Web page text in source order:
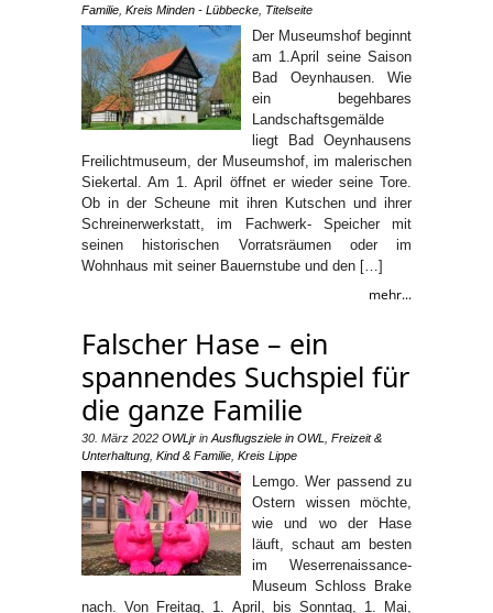
Familie Kreis Minden - Lübbecke Titelseite
Der Museumshof beginnt
am 1.April seine Saison
Bad Oeynhausen. Wie
ein begehbares
Landschaftsgemälde
liegt Bad Oeynhausens
Freilichtmuseum, der Museumshof, im malerischen
Siekertal. Am 1. April öffnet er wieder seine Tore.
Ob in der Scheune mit ihren Kutschen und ihrer
Schreinerwerkstatt, im Fachwerk- Speicher mit
seinen historischen Vorratsräumen oder im
Wohnhaus mit seiner Bauernstube und den […]
mehr...
Falscher Hase – ein
spannendes Suchspiel für
die ganze Familie
30. März 2022 OWLjr in Ausflugsziele in OWL
Freizeit &
Unterhaltung Kind & Familie Kreis Lippe
Lemgo. Wer passend zu
Ostern wissen möchte,
wie und wo der Hase
läuft, schaut am besten
im Weserrenaissance-
Museum Schloss Brake
nach. Von Freitag, 1. April, bis Sonntag, 1. Mai,